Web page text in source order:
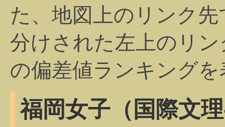
た、地図上のリンク
分けされた左上のリ
の偏差値ランキング
福岡女子（国際文